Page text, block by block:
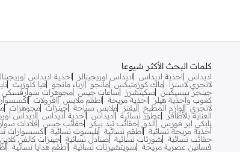
كلمات البحث الأكثر شيوعا
اديداس احذية اديداس اديداس اوريجينالز احذية اديداس
لانجري لاسنزا
ماك كوزمتيكس مانجو ازياء مانجو هيا كلوزيت
جينجر بيسيكس
سكيتشرز ساعات جيس مجوهرات سوارفسكي
كعوب واحذية هيلز
احذية مريحة اطقم ملابس افرولات
لانجري
لوازم المطبخ ليقنز ملابس سباحة جينزات مجوهرات
العناية بالأظافر
عطور نسائية أديداس أحذية أديداس أديداس
نايكي اير فورس ألدو حقائب تيد بيكر حقائب جيس قلادات
أحذية مريحة نسائية أطقم نسائية بليسوت نسائية اكسسوارات
حقائب نسائية
شورتات نسائية صنادل نسائية جينزات كالفن كلاين
فساتين عصرية مريحة
سويتشيرتات نسائية أطقم هدايا نسائية